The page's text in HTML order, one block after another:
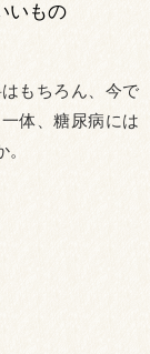
いもの
もちろん、今で
体、糖尿病には